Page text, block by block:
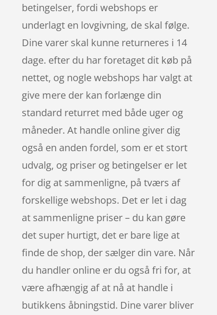
betingelser, fordi webshops er
underlagt en lovgivning, de skal følge.
Dine varer skal kunne returneres i 14
dage. efter du har foretaget dit køb på
nettet, og nogle webshops har valgt at
give mere der kan forlænge din
standard returret med både uger og
måneder. At handle online giver dig
også en anden fordel, som er et stort
udvalg, og priser og betingelser er let
for dig at sammenligne, på tværs af
forskellige webshops. Det er let i dag
at sammenligne priser – du kan gøre
det super hurtigt, det er bare lige at
finde de shop, der sælger din vare. Når
du handler online er du også fri for, at
være afhængig af at nå at handle i
butikkens åbningstid. Dine varer bliver